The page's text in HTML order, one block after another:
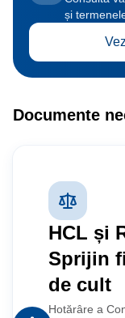
și
Documente
HCL și
Sprijin
de cult
Hotărâre a